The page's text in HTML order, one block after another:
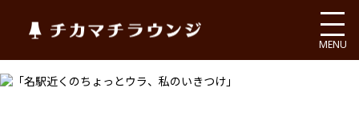
チカマチラウンジ
MENU